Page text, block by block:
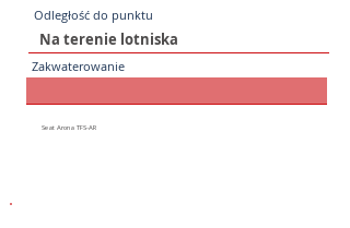
Odległość do punktu
Zakwaterowanie